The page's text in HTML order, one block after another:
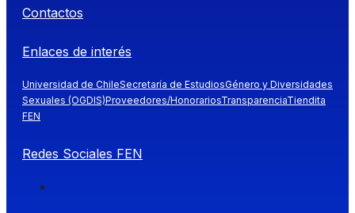
Contactos
Enlaces de interés
Universidad de ChileSecretaría de EstudiosGénero y Diversidades
Sexuales (OGDIS)Proveedores/HonorariosTransparenciaTiendita
FEN
Redes Sociales FEN